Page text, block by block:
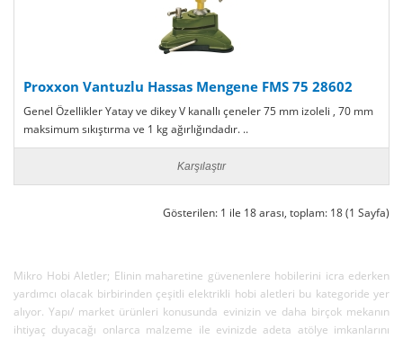
Proxxon Vantuzlu Hassas Mengene FMS 75 28602
Genel Özellikler Yatay ve dikey V kanallı çeneler 75 mm izoleli , 70 mm
maksimum sıkıştırma ve 1 kg ağırlığındadır. ..
Karşılaştır
Gösterilen: 1 ile 18 arası, toplam: 18 (1 Sayfa)
Mikro Hobi Aletler; Elinin maharetine güvenenlere hobilerini icra ederken
yardımcı olacak birbirinden çeşitli elektrikli hobi aletleri bu kategoride yer
alıyor. Yapı/ market ürünleri konusunda evinizin ve daha birçok mekanın
ihtiyaç duyacağı onlarca malzeme ile evinizde adeta atölye imkanlarını